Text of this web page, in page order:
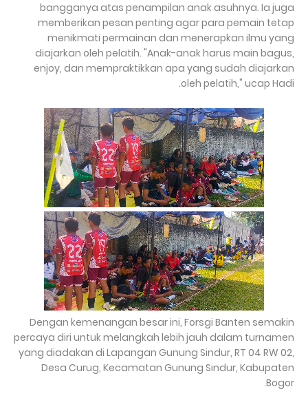
bangganya atas penampilan anak asuhnya. Ia juga
memberikan pesan penting agar para pemain tetap
menikmati permainan dan menerapkan ilmu yang
diajarkan oleh pelatih. "Anak-anak harus main bagus,
enjoy, dan mempraktikkan apa yang sudah diajarkan
oleh pelatih," ucap Hadi.
Dengan kemenangan besar ini, Forsgi Banten semakin
percaya diri untuk melangkah lebih jauh dalam turnamen
yang diadakan di Lapangan Gunung Sindur, RT 04 RW 02,
Desa Curug, Kecamatan Gunung Sindur, Kabupaten
Bogor.